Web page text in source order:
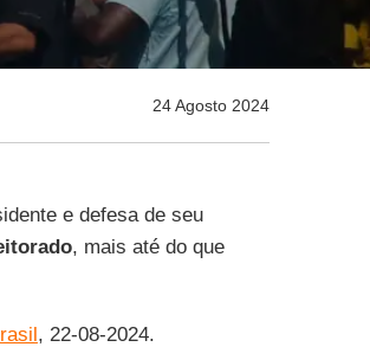
24 Agosto 2024
e defesa de seu
, mais até do que
, 22-08-2024.